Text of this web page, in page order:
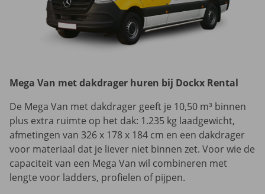
Mega Van met dakdrager huren bij Dockx Rental
De Mega Van met dakdrager geeft je 10,50 m³ binnen
plus extra ruimte op het dak: 1.235 kg laadgewicht,
afmetingen van 326 x 178 x 184 cm en een dakdrager
voor materiaal dat je liever niet binnen zet. Voor wie de
capaciteit van een Mega Van wil combineren met
lengte voor ladders, profielen of pijpen.